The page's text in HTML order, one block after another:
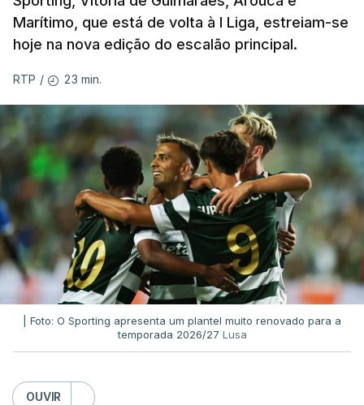
Marítimo, que está de volta à I Liga, estreiam-se
hoje na nova edição do escalão principal.
RTP / 23 min.
| Foto: O Sporting apresenta um plantel muito renovado para a
temporada 2026/27 Lusa
OUVIR